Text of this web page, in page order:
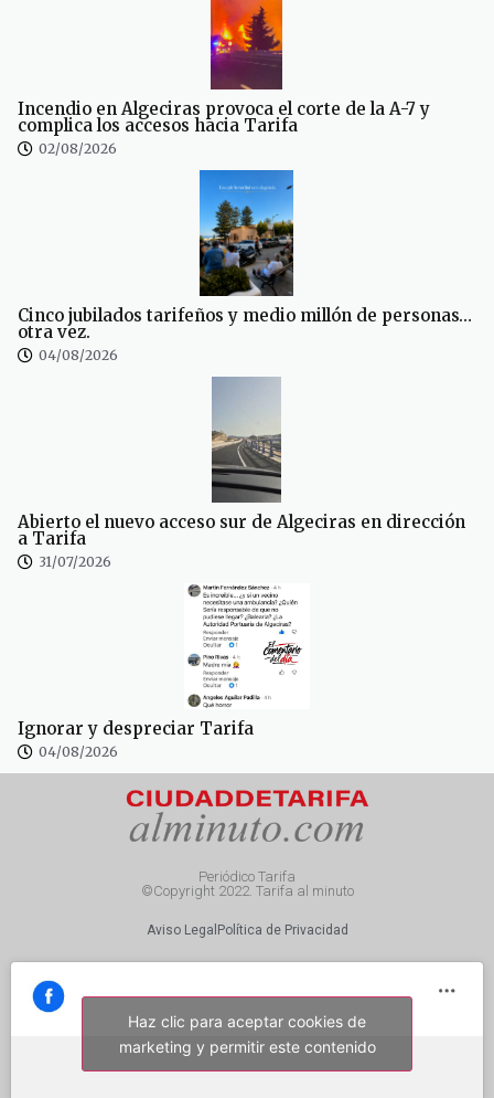
Incendio en Algeciras provoca el corte de la A-7 y
complica los accesos hacia Tarifa
02/08/2026
Cinco jubilados tarifeños y medio millón de personas…
otra vez.
04/08/2026
Abierto el nuevo acceso sur de Algeciras en dirección
a Tarifa
31/07/2026
Ignorar y despreciar Tarifa
04/08/2026
Periódico Tarifa
©Copyright 2022. Tarifa al minuto
Aviso Legal Política de Privacidad
Haz clic para aceptar cookies de
marketing y permitir este contenido